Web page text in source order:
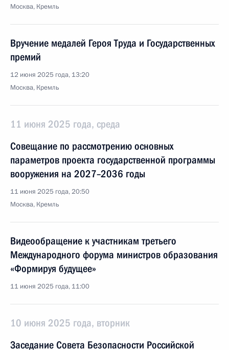
Москва, Кремль
Вручение медалей Героя Труда и Государственных
премий
12 июня 2025 года, 13:20
Москва, Кремль
11 июня 2025 года, среда
Совещание по рассмотрению основных
параметров проекта государственной программы
вооружения на 2027–2036 годы
11 июня 2025 года, 20:50
Москва, Кремль
Видеообращение к участникам третьего
Международного форума министров образования
«Формируя будущее»
11 июня 2025 года, 11:00
10 июня 2025 года, вторник
Заседание Совета Безопасности Российской